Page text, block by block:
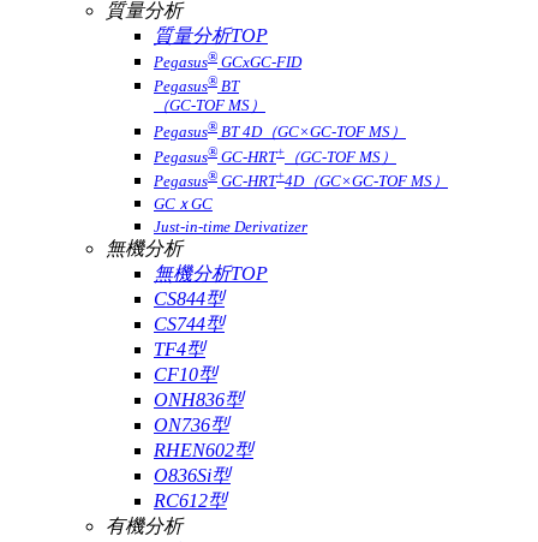
質量分析
質量分析TOP
Pegasus® GCxGC-FID
Pegasus® BT
（GC-TOF MS）
Pegasus® BT 4D（GC×GC-TOF MS）
Pegasus® GC-HRT+
（GC-TOF MS）
Pegasus® GC-HRT+4D（GC×GC-TOF MS）
GCｘGC
Just-in-time Derivatizer
無機分析
無機分析TOP
CS844型
CS744型
TF4型
CF10型
ONH836型
ON736型
RHEN602型
O836Si型
RC612型
有機分析